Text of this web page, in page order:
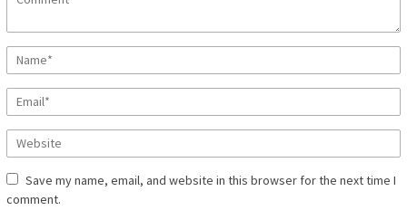
Save my name, email, and website in this browser for the next time I
comment.